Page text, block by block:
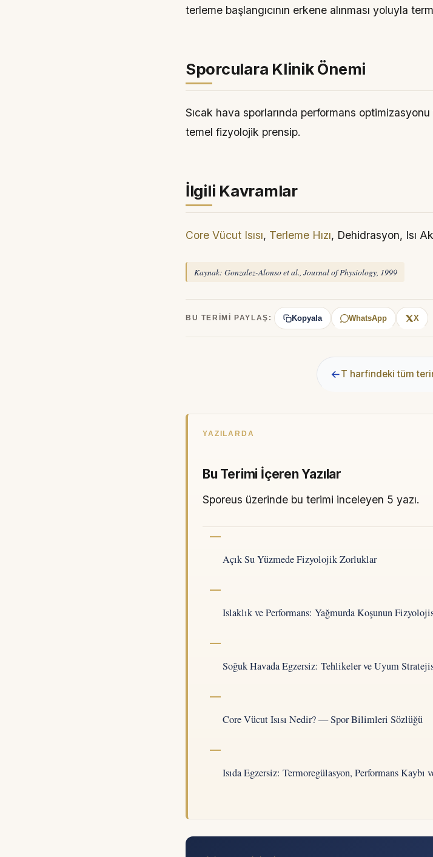
terleme başlangıcının erkene alınması yoluyla
Sporculara Klinik Önemi
Sıcak hava sporlarında performans optimizasyonu
temel fizyolojik prensip.
İlgili Kavramlar
Core Vücut Isısı, Terleme Hızı, Dehidrasyon, Isı
Kaynak: Gonzalez-Alonso et al., Journal of Physiology, 1999
BU TERIMI PAYLAŞ: Kopyala WhatsApp X
←T harfindeki tüm
YAZILARDA
Bu Terimi İçeren Yazılar
Sporeus üzerinde bu terimi inceleyen 5 yazı.
Açık Su Yüzmede Fizyolojik Zorluklar
Islaklık ve Performans: Yağmurda Koşunun
Soğuk Havada Egzersiz: Tehlikeler ve Uyum
Core Vücut Isısı Nedir? — Spor Bilimleri Sözlüğü
Isıda Egzersiz: Termoregülasyon, Performans